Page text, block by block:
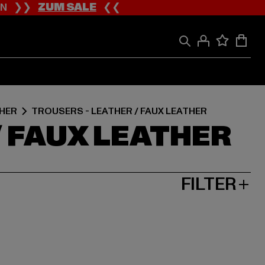
❯❯ZUM SALE❮❮
TROUSERS - LEATHER / FAUX LEATHER
LEATHER
FILTER